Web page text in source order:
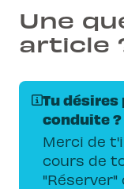
Une
article
Tu désires
conduite ?
Merci de
cours de